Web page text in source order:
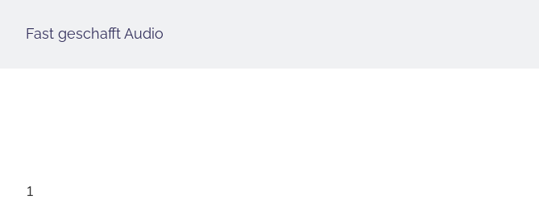
Fast geschafft Audio
1